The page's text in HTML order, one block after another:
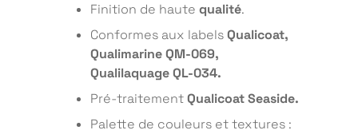
Finition de haute qualité.
Conformes aux labelsQualicoat,
Qualimarine QM-069,
Qualilaquage QL-034.
Pré-traitementQualicoat Seaside.
Palette de couleurs et textures :